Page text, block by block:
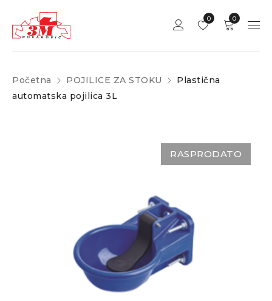
0
0
Početna POJILICE ZA STOKU
Plastična
automatska pojilica 3L
RASPRODATO